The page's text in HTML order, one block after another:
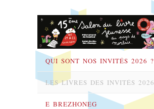
QUI SONT NOS INVITÉS 2026 ?
LES LIVRES DES INVITÉS 2026
E BREZHONEG